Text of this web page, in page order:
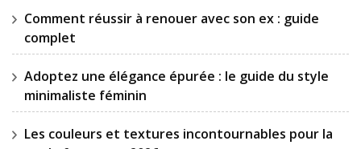
Comment réussir à renouer avec son ex : guide
complet
Adoptez une élégance épurée : le guide du style
minimaliste féminin
Les couleurs et textures incontournables pour la